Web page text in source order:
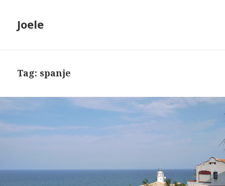
Joele
Tag: spanje